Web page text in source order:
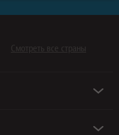
Смотреть все страны